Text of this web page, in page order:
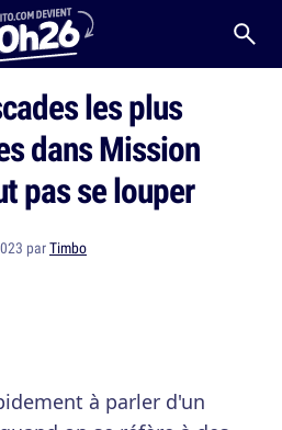
les plus
dans Mission
pas se louper
parTimbo
à parler d'un